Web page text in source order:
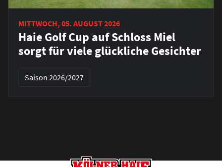
MITTWOCH, 05. AUGUST 2026
Haie Golf Cup auf Schloss Miel
sorgt für viele glückliche Gesichter
Saison 2026/2027